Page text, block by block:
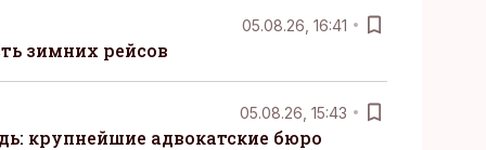
05.08.26, 16:41
зимних рейсов
05.08.26, 15:43
крупнейшие адвокатские бюро